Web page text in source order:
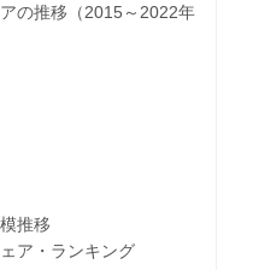
推移（2015～2022年
推移
・ランキング